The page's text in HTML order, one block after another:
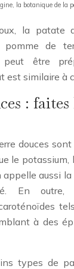
la botanique de la
la patate
pomme de
peut être
est similaire à
:
douces
le
aussi
En
à des
types de